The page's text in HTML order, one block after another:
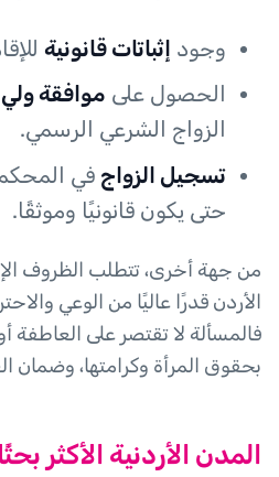
وجود إثباتات قانونية
الحصول على موافقة ولي
الزواج الشرعي الرسمي.
تسجيل الزواج في
حتى يكون قانونيًا وموثقًا.
من جهة أخرى، تتطلب الظروف
الأردن قدرًا عاليًا من الوعي
فالمسألة لا تقتصر على العاطفة
بحقوق المرأة وكرامتها، وضمان
المدن الأردنية الأكثر